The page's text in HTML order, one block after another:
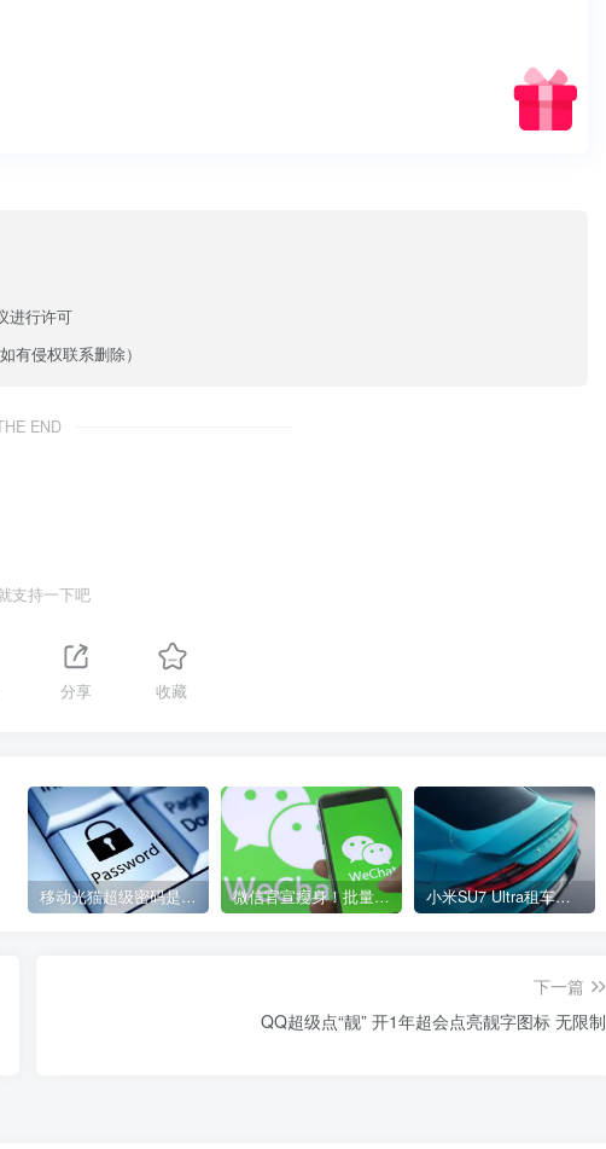
进行许可
有侵权联系删除）
END
支持一下吧
分享 收藏
移动光猫超级密码是多少？移动光猫超级管理员后台账号与密码 微信官宣瘦身！批量清理原图新功能来了 安卓、iOS均可使用 小米SU7 Ultra租车单日价格高达万元：一月内已约满 预计一年回本
下一篇
QQ超级点“靓” 开1年超会点亮靓字图标 无限制